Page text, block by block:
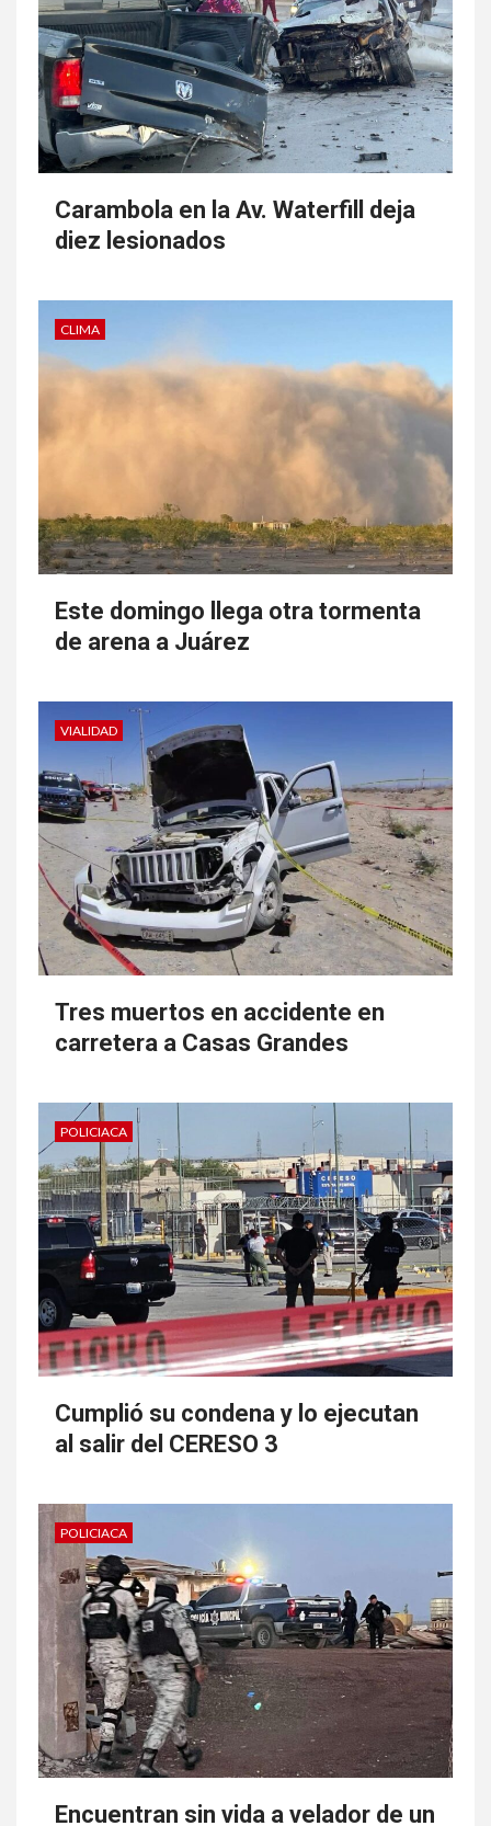
Carambola en la Av. Waterfill deja
diez lesionados
CLIMA
Este domingo llega otra tormenta
de arena a Juárez
VIALIDAD
Tres muertos en accidente en
carretera a Casas Grandes
POLICIACA
Cumplió su condena y lo ejecutan
al salir del CERESO 3
POLICIACA
Encuentran sin vida a velador de un